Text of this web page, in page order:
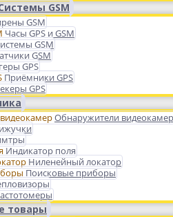
GSM
GSM
Часы GPS и GSM
GSM
GSM
GPS
Приёмники GPS
GPS
Обнаружители видеокамер
Индикатор поля
Ниленейный локатор
Поисковые приборы
товары